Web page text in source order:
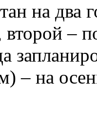
на два
–
– на